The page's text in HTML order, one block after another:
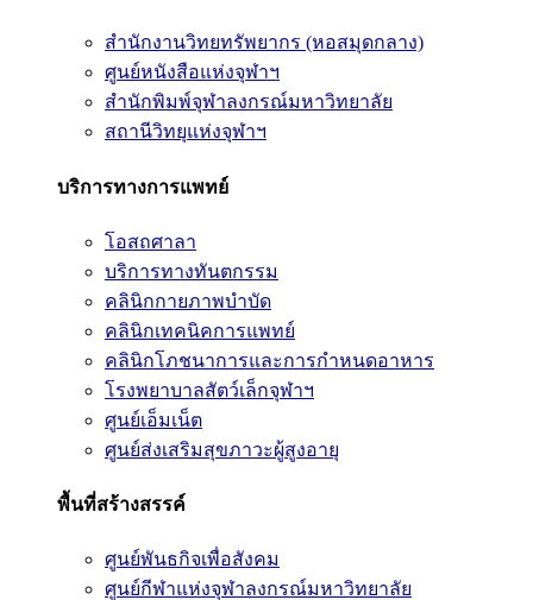
สำนักงานวิทยทรัพยากร (หอสมุดกลาง)
ศูนย์หนังสือแห่งจุฬาฯ
สำนักพิมพ์จุฬาลงกรณ์มหาวิทยาลัย
สถานีวิทยุแห่งจุฬาฯ
บริการทางการแพทย์
โอสถศาลา
บริการทางทันตกรรม
คลินิกกายภาพบำบัด
คลินิกเทคนิคการแพทย์
คลินิกโภชนาการและการกำหนดอาหาร
โรงพยาบาลสัตว์เล็กจุฬาฯ
ศูนย์เอ็มเน็ต
ศูนย์ส่งเสริมสุขภาวะผู้สูงอายุ
พื้นที่สร้างสรรค์
ศูนย์พันธกิจเพื่อสังคม
ศูนย์กีฬาแห่งจุฬาลงกรณ์มหาวิทยาลัย